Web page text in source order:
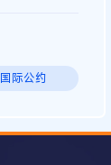
国际公约